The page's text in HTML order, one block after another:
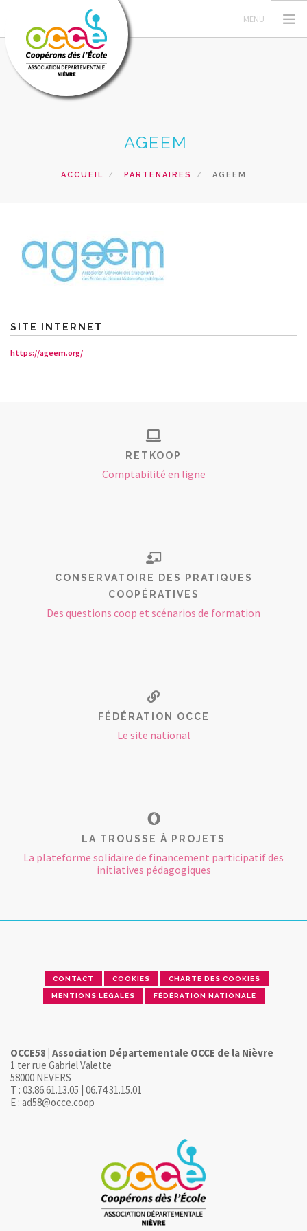
COIN DU MANDATAIRE
RECHERCHER
AGEEM
ACCUEIL PARTENAIRES AGEEM
SITE INTERNET
https://ageem.org/
RETKOOP
Comptabilité en ligne
CONSERVATOIRE DES PRATIQUES
COOPÉRATIVES
Des questions coop et scénarios de formation
FÉDÉRATION OCCE
Le site national
LA TROUSSE À PROJETS
La plateforme solidaire de financement participatif des
initiatives pédagogiques
CONTACT COOKIES CHARTE DES COOKIES
MENTIONS LÉGALES FÉDÉRATION NATIONALE
OCCE58 | Association Départementale OCCE de la Nièvre
1 ter rue Gabriel Valette
58000 NEVERS
T : 03.86.61.13.05 | 06.74.31.15.01
E : ad58@occe.coop